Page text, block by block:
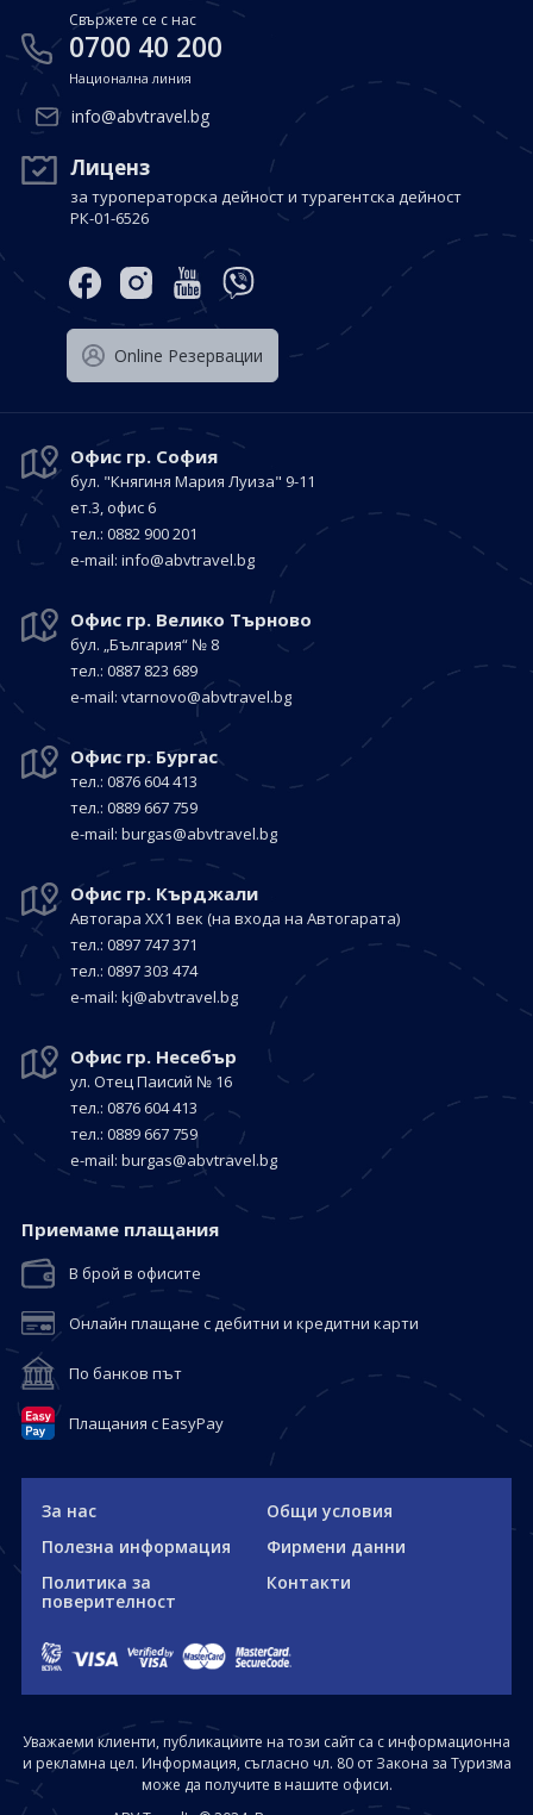
Свържете се с нас
0700 40 200
Национална линия
info@abvtravel.bg
Лиценз
за туроператорска дейност и турагентска дейност
РК-01-6526
Оnline Резервации
Офис гр. София
бул. "Княгиня Мария Луиза" 9-11
ет.3, офис 6
тел.: 0882 900 201
е-mail: info@abvtravel.bg
Офис гр. Велико Търново
бул. „България“ № 8
тел.: 0887 823 689
е-mail: vtarnovo@abvtravel.bg
Офис гр. Бургас
тел.: 0876 604 413
тел.: 0889 667 759
е-mail: burgas@abvtravel.bg
Офис гр. Кърджали
Автогара ХХ1 век (на входа на Автогарата)
тел.: 0897 747 371
тел.: 0897 303 474
е-mail: kj@abvtravel.bg
Офис гр. Несебър
ул. Отец Паисий № 16
тел.: 0876 604 413
тел.: 0889 667 759
е-mail: burgas@abvtravel.bg
Приемaме плащания
В брой в офисите
Онлайн плащане с дебитни и кредитни карти
По банков път
Плащания с EasyPay
За нас
Общи условия
Полезна информация
Фирмени данни
Политика за
поверителност
Контакти
Уважаеми клиенти, публикациите на този сайт са с информационна
и рекламна цел. Информация, съгласно чл. 80 от Закона за Туризма
може да получите в нашите офиси.